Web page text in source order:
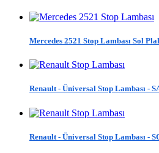
Mercedes 2521 Stop Lambası Sol
Renault - Üniversal Stop Lambası -
Renault - Üniversal Stop Lambası -